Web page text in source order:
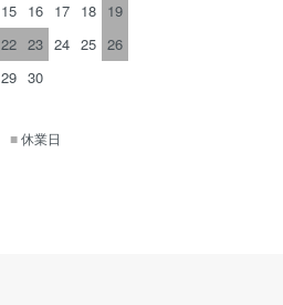
15 16 17 18 19
22 23 24 25 26
29 30
■休業日